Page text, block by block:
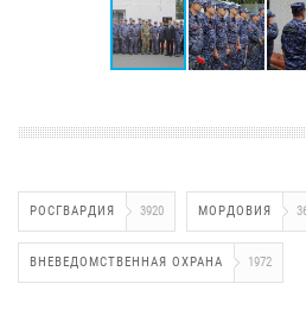
РОСГВАРДИЯ 3920 МОРДОВИЯ
ВНЕВЕДОМСТВЕННАЯ ОХРАНА 1972